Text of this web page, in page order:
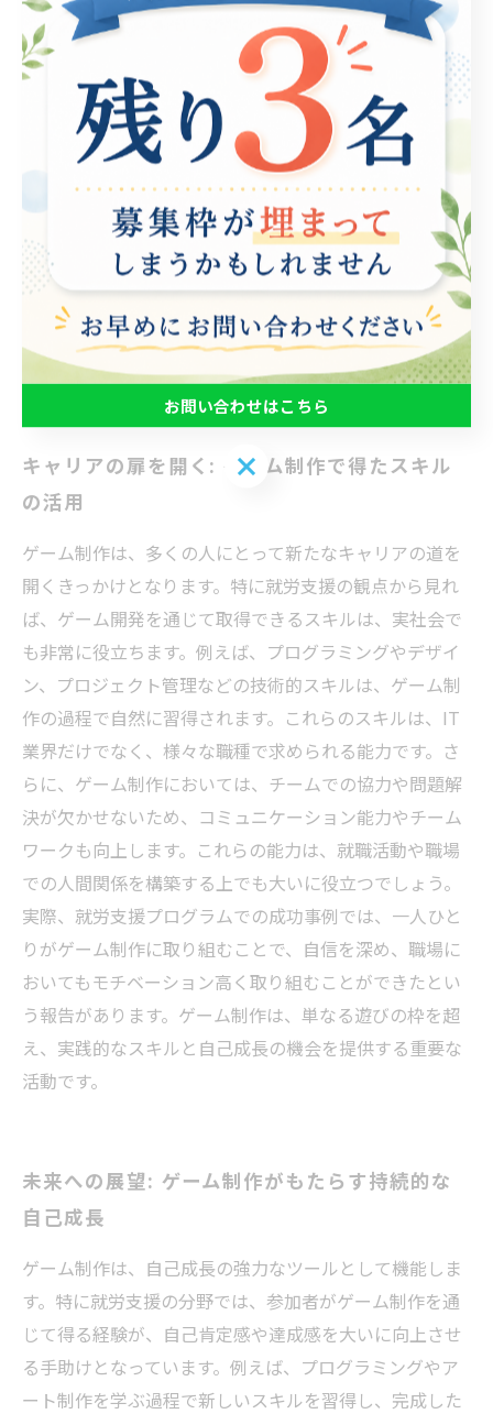
ログラミング、デザイン、テスト、そして最終的なリリ
ースに至るまでの多段階にわたります。 この過程で、参
加者は初めての挑戦や問題解決に直面しながら、徐々に
自己管理能力や協調性を養い、成功体験を重ねることが
できます。たとえば、チームでのミーティングを通じて
意見交換を行うことで、コミュニケーション能力が向上
し、役割分担を通じてチームワークの重要性を理解する
ことができます。 ゲーム完成の達成感は、自己成長の大
きな証でもあり、自信を持って新たな挑戦へと進む力と
なります。今後もゲーム制作を通じて、さらなる自己成
長の機会が広がることを期待しています。
キャリアの扉を開く: ゲーム制作で得たスキル
の活用
ゲーム制作は、多くの人にとって新たなキャリアの道を
開くきっかけとなります。特に就労支援の観点から見れ
ば、ゲーム開発を通じて取得できるスキルは、実社会で
も非常に役立ちます。例えば、プログラミングやデザイ
ン、プロジェクト管理などの技術的スキルは、ゲーム制
作の過程で自然に習得されます。これらのスキルは、IT
業界だけでなく、様々な職種で求められる能力です。さ
らに、ゲーム制作においては、チームでの協力や問題解
決が欠かせないため、コミュニケーション能力やチーム
ワークも向上します。これらの能力は、就職活動や職場
での人間関係を構築する上でも大いに役立つでしょう。
実際、就労支援プログラムでの成功事例では、一人ひと
りがゲーム制作に取り組むことで、自信を深め、職場に
おいてもモチベーション高く取り組むことができたとい
う報告があります。ゲーム制作は、単なる遊びの枠を超
え、実践的なスキルと自己成長の機会を提供する重要な
活動です。
未来への展望: ゲーム制作がもたらす持続的な
自己成長
ゲーム制作は、自己成長の強力なツールとして機能しま
す。特に就労支援の分野では、参加者がゲーム制作を通
じて得る経験が、自己肯定感や達成感を大いに向上させ
る手助けとなっています。例えば、プログラミングやア
ート制作を学ぶ過程で新しいスキルを習得し、完成した
お問い合わせはこちら
お問い合わせはこちら